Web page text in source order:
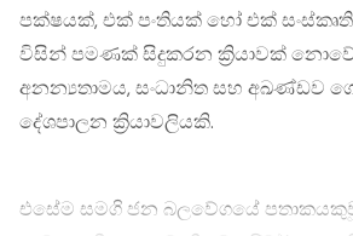
පක්ෂයක්, එක් පංතියක් හෝ එක්
විසින් පමණක් සිදුකරන ක්‍රියාවක්
අනන්‍යතාමය, සංධානිත සහ අඛණ්ඩව
දේශපාලන ක්‍රියාවලියකි.
එසේම සමගි ජන බලවේගයේ